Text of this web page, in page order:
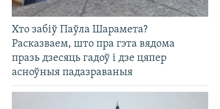
Хто забіў Паўла Шарамета?
Расказваем, што пра гэта вядома
празь дзесяць гадоў і дзе цяпер
асноўныя падазраваныя